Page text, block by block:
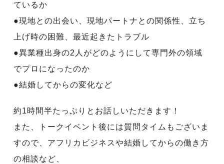
ているか
●現地との出会い、現地パートナとの関係性、立ち
上げ時の困難、最近起きたトラブル
●異業種出身の2人がどのようにして専門外の領域
でプロになったのか
●結婚してからの変化など
約1時間半たっぷりとお話しいただきます！
また、トークイベント後には質問タイムもございま
すので、アフリカビジネスや結婚してからの働き方
の相談など、